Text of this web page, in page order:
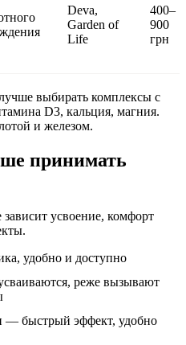
Deva,
Garden of
Life
400–
900
грн
выбирать комплексы с
D3, кальция, магния.
и железом.
принимать
усвоение, комфорт
удобно и доступно
реже вызывают
— быстрый эффект, удобно